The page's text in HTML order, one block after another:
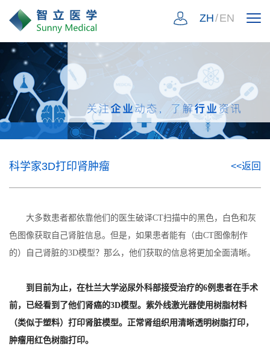
ZH/EN
科学家3D打印肾肿瘤 <<返回
大多数患者都依靠他们的医生破译CT扫描中的黑色，白色和灰
色图像获取自己肾脏信息。但是，如果患者能有（由CT图像制作
的）自己肾脏的3D模型？那么，他们获取的信息将更加全面清晰。
到目前为止，在杜兰大学泌尿外科部接受治疗的6例患者在手术
前，已经看到了他们肾癌的3D模型。紫外线激光器使用树脂材料
（类似于塑料）打印肾脏模型。正常肾组织用清晰透明树脂打印，
肿瘤用红色树脂打印。